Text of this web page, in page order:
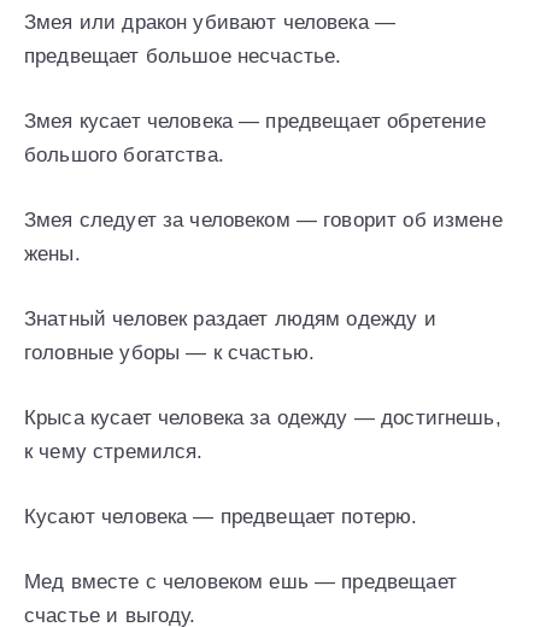
Змея или дракон убивают человека —
предвещает большое несчастье.
Змея кусает человека — предвещает обретение
большого богатства.
Змея следует за человеком — говорит об измене
жены.
Знатный человек раздает людям одежду и
головные уборы — к счастью.
Крыса кусает человека за одежду — достигнешь,
к чему стремился.
Кусают человека — предвещает потерю.
Мед вместе с человеком ешь — предвещает
счастье и выгоду.